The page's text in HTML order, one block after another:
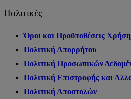
Πολιτικές
Όροι και Προϋποθέσεις
Πολιτική Απορρήτου
Πολιτική Προσωπικών
Πολιτική Επιστροφής και
Πολιτική Αποστολών